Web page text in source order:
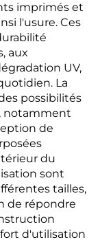
imprimés et
l'usure. Ces
aux
UV,
La
possibilités
notamment
de
du
sont
tailles,
de répondre
d'utilisation